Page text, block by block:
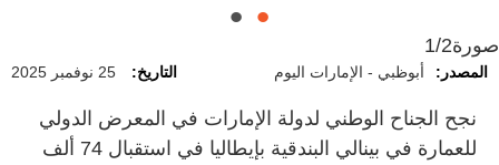
صورة1/2
المصدر: أبوظبي - الإمارات اليوم التاريخ: 25 نوفمبر 2025
نجح الجناح الوطني لدولة الإمارات في المعرض الدولي
للعمارة في بينالي البندقية بإيطاليا في استقبال 74 ألف